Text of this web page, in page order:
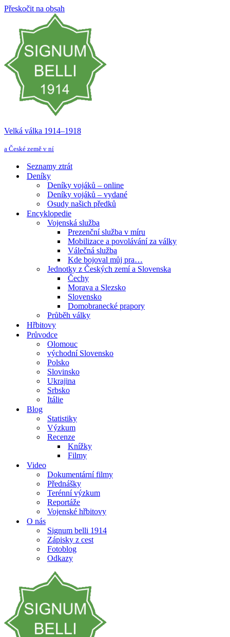
Přeskočit na obsah
Velká válka 1914–⁠⁠⁠⁠⁠⁠1918
a České země v ní
Seznamy ztrát
Deníky
Deníky vojáků – online
Deníky vojáků – vydané
Osudy našich předků
Encyklopedie
Vojenská služba
Prezenční služba v míru
Mobilizace a povolávání za války
Válečná služba
Kde bojoval můj pra…
Jednotky z Českých zemí a Slovenska
Čechy
Morava a Slezsko
Slovensko
Domobranecké prapory
Průběh války
Hřbitovy
Průvodce
Olomouc
východní Slovensko
Polsko
Slovinsko
Ukrajina
Srbsko
Itálie
Blog
Statistiky
Výzkum
Recenze
Knížky
Filmy
Video
Dokumentární filmy
Přednášky
Terénní výzkum
Reportáže
Vojenské hřbitovy
O nás
Signum belli 1914
Zápisky z cest
Fotoblog
Odkazy